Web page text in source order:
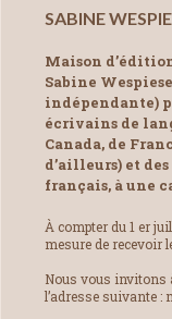
SABINE
Maison
Sabine
indépendante)
écrivains de
Canada, de
d’ailleurs) et
français, à une
À compter du 1 er
mesure de recevoir
Nous vous invitons
l’adresse suivante :